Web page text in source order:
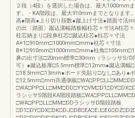
２段（4段）を選択した場合は、最大1000mm
す。・KA階段は、最大910mmまでとなります
高●階高●上り切り段数●蹴上げ寸法●踏面寸法
の出〔踏面〕蹴込溝幅踏板幅柱芯々寸法A柱芯
柱芯納まり□段鼻柱芯□蹴込柱芯●柱芯々寸法
A※1□910mm□1000mm□mm●柱芯々寸法
B※1□910mm□1000mm□mm●柱角
鼻の出寸法□20mm標準□30mm（ラシッサS/D
可）●蹴込板厚□5.5mm標準□12mm●蹴込溝幅
□18.5mm□13mm●ボード先貼り□なし□あり●
□12.5mm□mm共通側板
ラシッサS階段KA階段踏板
□WA□PP□LL□MM□DDラシッサD階段踏板